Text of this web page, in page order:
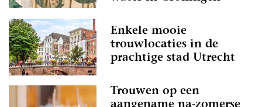
Enkele mooie
trouwlocaties in de
prachtige stad Utrecht
Trouwen op een